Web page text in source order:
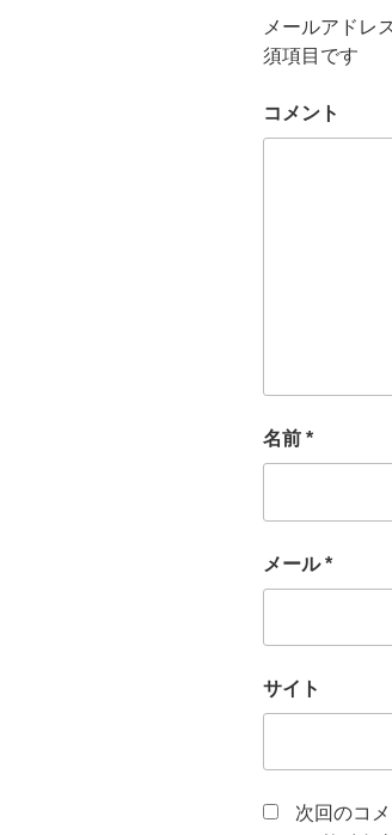
メールアドレ
須項目です
コメント
名前 *
メール*
サイト
次回のコ